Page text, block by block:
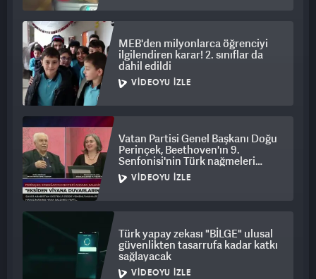
MEB'den milyonlarca öğrenciyi
ilgilendiren karar! 2. sınıflar da
dahil edildi
VIDEOYU İZLE
Vatan Partisi Genel Başkanı Doğu
Perinçek, Beethoven'ın 9.
Senfonisi'nin Türk nağmeleri
taşığını iddia etti
VIDEOYU İZLE
Türk yapay zekası "BİLGE" ulusal
güvenlikten tasarrufa kadar katkı
sağlayacak
VIDEOYU İZLE